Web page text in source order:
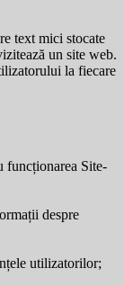
text mici stocate
un site web.
la fiecare
funcționarea Site-
despre
utilizatorilor;